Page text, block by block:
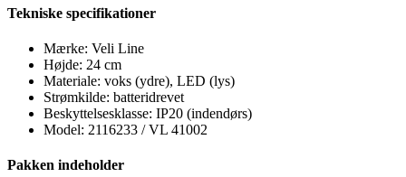
Tekniske specifikationer
Mærke: Veli Line
Højde: 24 cm
Materiale: voks (ydre), LED (lys)
Strømkilde: batteridrevet
Beskyttelsesklasse: IP20 (indendørs)
Model: 2116233 / VL 41002
Pakken indeholder